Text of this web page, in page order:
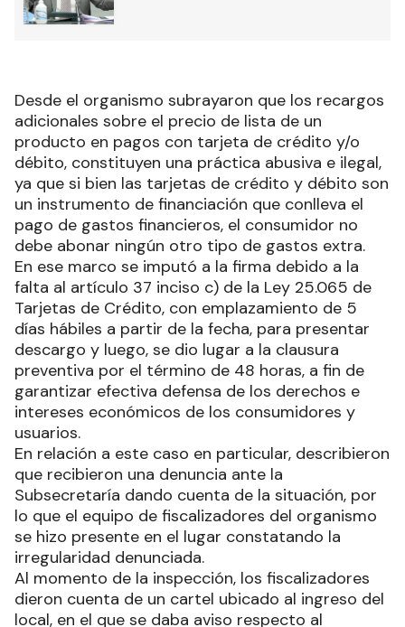
Desde el organismo subrayaron que los recargos
adicionales sobre el precio de lista de un
producto en pagos con tarjeta de crédito y/o
débito, constituyen una práctica abusiva e ilegal,
ya que si bien las tarjetas de crédito y débito son
un instrumento de financiación que conlleva el
pago de gastos financieros, el consumidor no
debe abonar ningún otro tipo de gastos extra.
En ese marco se imputó a la firma debido a la
falta al artículo 37 inciso c) de la Ley 25.065 de
Tarjetas de Crédito, con emplazamiento de 5
días hábiles a partir de la fecha, para presentar
descargo y luego, se dio lugar a la clausura
preventiva por el término de 48 horas, a fin de
garantizar efectiva defensa de los derechos e
intereses económicos de los consumidores y
usuarios.
En relación a este caso en particular, describieron
que recibieron una denuncia ante la
Subsecretaría dando cuenta de la situación, por
lo que el equipo de fiscalizadores del organismo
se hizo presente en el lugar constatando la
irregularidad denunciada.
Al momento de la inspección, los fiscalizadores
dieron cuenta de un cartel ubicado al ingreso del
local, en el que se daba aviso respecto al